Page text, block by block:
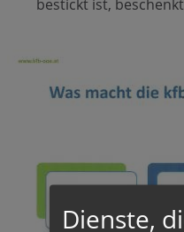
bestickt ist,
Dienste,